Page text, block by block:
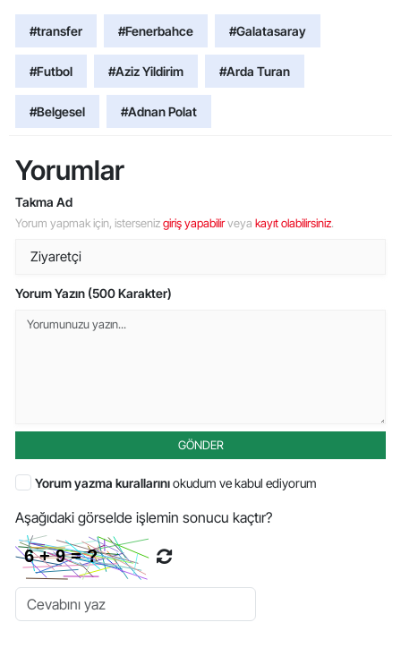
#transfer #Fenerbahce #Galatasaray
#Futbol #Aziz Yildirim #Arda Turan
#Belgesel #Adnan Polat
Yorumlar
Takma Ad
Yorum yapmak için, istersenizgiriş yapabilirveya kayıt olabilirsiniz.
Yorum Yazın (500 Karakter)
GÖNDER
Yorum yazma kurallarınıokudum ve kabul ediyorum
Aşağıdaki görselde işlemin sonucu kaçtır?